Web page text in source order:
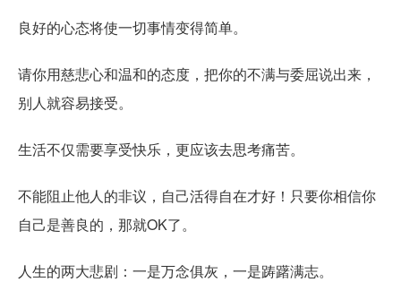
良好的心态将使一切事情变得简单。
请你用慈悲心和温和的态度，把你的不满与委屈说出来，
别人就容易接受。
生活不仅需要享受快乐，更应该去思考痛苦。
不能阻止他人的非议，自己活得自在才好！只要你相信你
自己是善良的，那就OK了。
人生的两大悲剧：一是万念俱灰，一是踌躇满志。